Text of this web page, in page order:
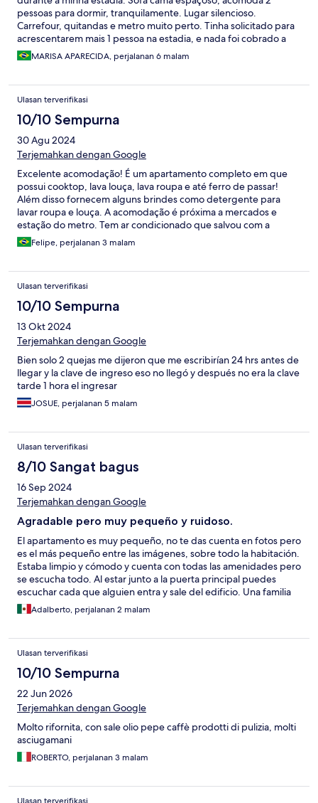
pessoas para dormir, tranquilamente. Lugar silencioso.
Carrefour, quitandas e metro muito perto. Tinha solicitado para
acrescentarem mais 1 pessoa na estadia, e nada foi cobrado a
mais, ficamos em 4 pessoas. Como também, chegamos 2 hrs
antes do horário do check in, e o nosso AP já estava pronto e
MARISA APARECIDA, perjalanan 6 malam
Ulasan terverifikasi
10/10 Sempurna
30 Agu 2024
Terjemahkan dengan Google
Excelente acomodação! É um apartamento completo em que
possui cooktop, lava louça, lava roupa e até ferro de passar!
Além disso fornecem alguns brindes como detergente para
lavar roupa e louça. A acomodação é próxima a mercados e
estação do metro. Tem ar condicionado que salvou com a
estação quente do verão. Recomendo muito.
Felipe, perjalanan 3 malam
Ulasan terverifikasi
10/10 Sempurna
13 Okt 2024
Terjemahkan dengan Google
Bien solo 2 quejas me dijeron que me escribirían 24 hrs antes de
llegar y la clave de ingreso eso no llegó y después no era la clave
tarde 1 hora el ingresar
JOSUE, perjalanan 5 malam
Ulasan terverifikasi
8/10 Sangat bagus
16 Sep 2024
Terjemahkan dengan Google
Agradable pero muy pequeño y ruidoso.
El apartamento es muy pequeño, no te das cuenta en fotos pero
es el más pequeño entre las imágenes, sobre todo la habitación.
Estaba limpio y cómodo y cuenta con todas las amenidades pero
se escucha todo. Al estar junto a la puerta principal puedes
escuchar cada que alguien entra y sale del edificio. Una familia
de italianos no podía entrar al apartamento de enfrente a las 5
am así que tuvimos que levantarnos a ayudar y antes de eso
mucho tiempo. Si eres de sueño ligero no es el mejor lugar para
descansar. No está cerca de las zonas turísticas de la ciudad
pero si cerca de una estación de metro.
Adalberto, perjalanan 2 malam
Ulasan terverifikasi
10/10 Sempurna
22 Jun 2026
Terjemahkan dengan Google
Molto rifornita, con sale olio pepe caffè prodotti di pulizia, molti
asciugamani
ROBERTO, perjalanan 3 malam